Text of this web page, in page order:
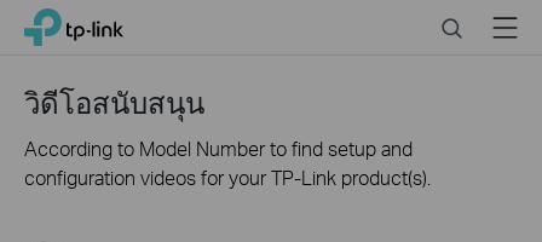
Click
the
navigation
TP-Link, Reliably Smart SearchMenu
วิดีโอสนับสนุน
According to Model Number to find setup and
configuration videos for your TP-Link product(s).